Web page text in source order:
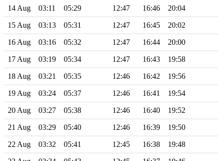
14 Aug 03:11 05:29 12:47 16:46 20:04
15 Aug 03:13 05:31 12:47 16:45 20:02
16 Aug 03:16 05:32 12:47 16:44 20:00
17 Aug 03:19 05:34 12:47 16:43 19:58
18 Aug 03:21 05:35 12:46 16:42 19:56
19 Aug 03:24 05:37 12:46 16:41 19:54
20 Aug 03:27 05:38 12:46 16:40 19:52
21 Aug 03:29 05:40 12:46 16:39 19:50
22 Aug 03:32 05:41 12:45 16:38 19:48